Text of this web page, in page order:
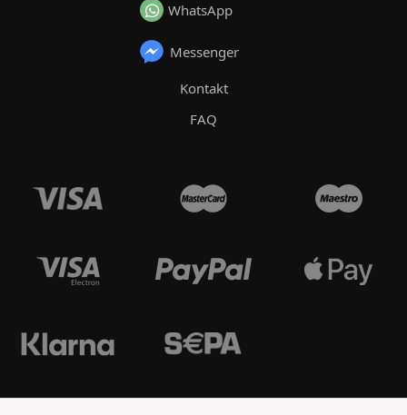
WhatsApp
Messenger
Kontakt
FAQ